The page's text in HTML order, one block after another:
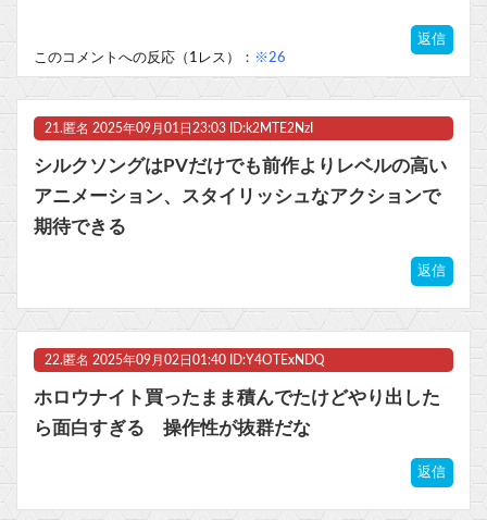
返信
このコメントへの反応（1レス）： ※26
21. 匿名 2025年09月01日23:03 ID:k2MTE2NzI
シルクソングはPVだけでも前作よりレベルの高い
アニメーション、スタイリッシュなアクションで
期待できる
返信
22. 匿名 2025年09月02日01:40 ID:Y4OTExNDQ
ホロウナイト買ったまま積んでたけどやり出した
ら面白すぎる 操作性が抜群だな
返信